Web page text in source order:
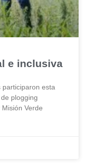
e inclusiva
esta
plogging
Verde